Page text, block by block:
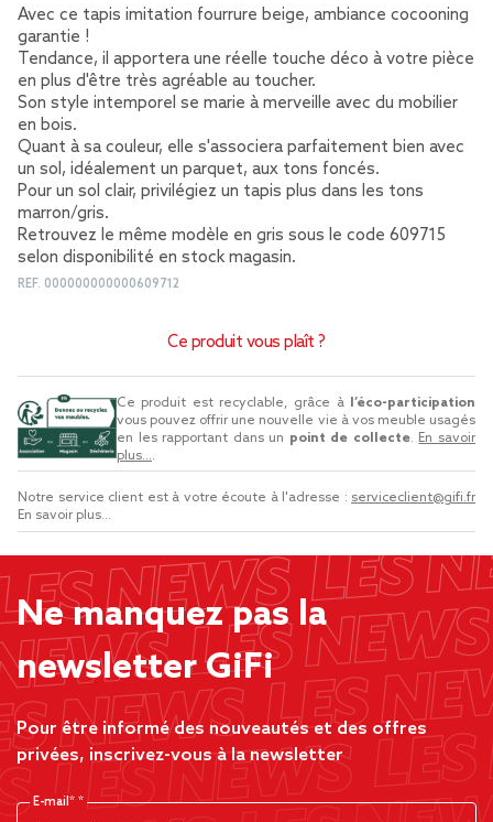
Avec ce tapis imitation fourrure beige, ambiance cocooning
garantie !
Tendance, il apportera une réelle touche déco à votre pièce
en plus d'être très agréable au toucher.
Son style intemporel se marie à merveille avec du mobilier
en bois.
Quant à sa couleur, elle s'associera parfaitement bien avec
un sol, idéalement un parquet, aux tons foncés.
Pour un sol clair, privilégiez un tapis plus dans les tons
marron/gris.
Retrouvez le même modèle en gris sous le code 609715
selon disponibilité en stock magasin.
REF. 000000000000609712
Ce produit vous plaît ?
Ce produit est recyclable, grâce à
l’éco-participation
vous pouvez offrir une nouvelle vie à vos meuble usagés
en les rapportant dans un point de collecte. En savoir
plus....
Notre service client est à votre écoute à l'adresse : serviceclient@gifi.fr
En savoir plus...
Ne manquez pas la
newsletter GiFi
Pour être informé des nouveautés et des offres
privées, inscrivez-vous à la newsletter
E-mail*